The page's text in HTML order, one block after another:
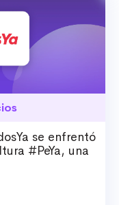
se enfrentó
#PeYa, una